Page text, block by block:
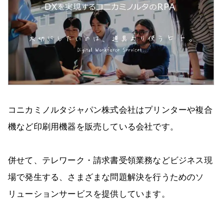
コニカミノルタジャパン株式会社はプリンターや複合
機など印刷用機器を販売している会社です。
併せて、テレワーク・請求書受領業務などビジネス現
場で発生する、さまざまな問題解決を行うためのソ
リューションサービスを提供しています。